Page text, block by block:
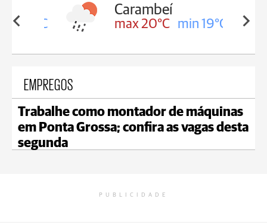
19°C
Carambeí
max 20°C min 19°C
EMPREGOS
Trabalhe como montador de máquinas
em Ponta Grossa; confira as vagas desta
segunda
PUBLICIDADE